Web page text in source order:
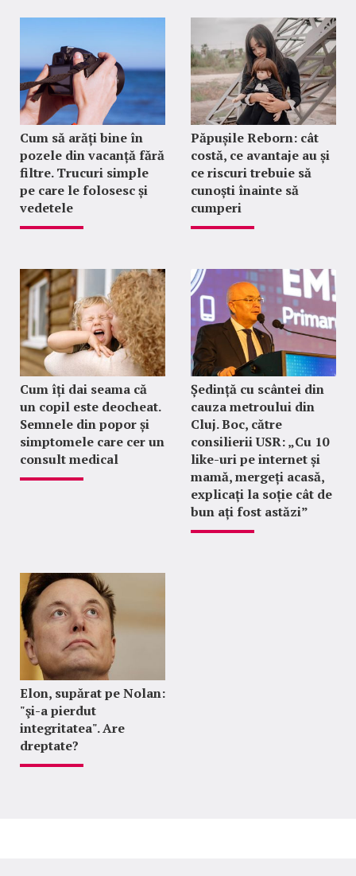
Cum să arăți bine în
pozele din vacanță fără
filtre. Trucuri simple
pe care le folosesc și
vedetele
Păpușile Reborn: cât
costă, ce avantaje au și
ce riscuri trebuie să
cunoști înainte să
cumperi
Cum îți dai seama că
un copil este deocheat.
Semnele din popor și
simptomele care cer un
consult medical
Ședință cu scântei din
cauza metroului din
Cluj. Boc, către
consilierii USR: „Cu 10
like-uri pe internet și
mamă, mergeți acasă,
explicați la soție cât de
bun ați fost astăzi”
Elon, supărat pe Nolan:
"şi-a pierdut
integritatea". Are
dreptate?